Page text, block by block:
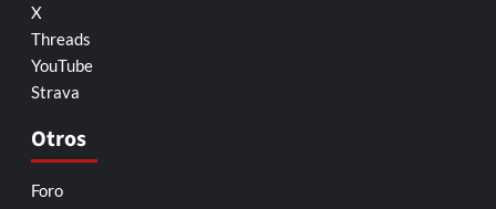
X
Threads
YouTube
Strava
Otros
Foro